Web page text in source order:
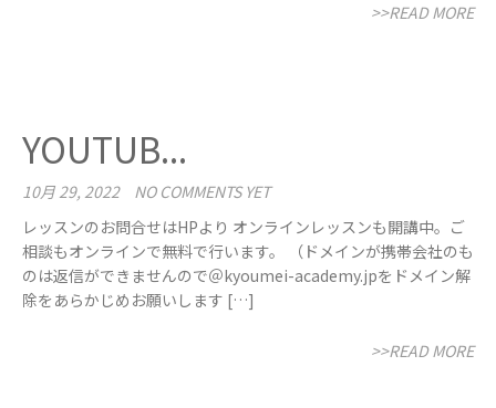
>>READ MORE
YOUTUB...
10月 29, 2022
NO COMMENTS YET
レッスンのお問合せはHPより オンラインレッスンも開講中。ご
相談もオンラインで無料で行います。 （ドメインが携帯会社のも
のは返信ができませんので＠kyoumei-academy.jpをドメイン解
除をあらかじめお願いします […]
>>READ MORE